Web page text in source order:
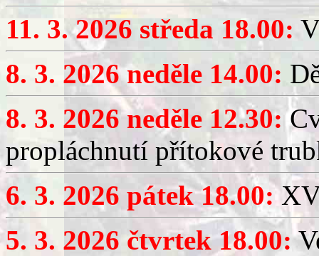
11. 3. 2026 středa 18.00:
8. 3. 2026 neděle 14.00:
8. 3. 2026 neděle 12.30:
propláchnutí přítokové
6. 3. 2026 pátek 18.00:
5. 3. 2026 čtvrtek 18.00: